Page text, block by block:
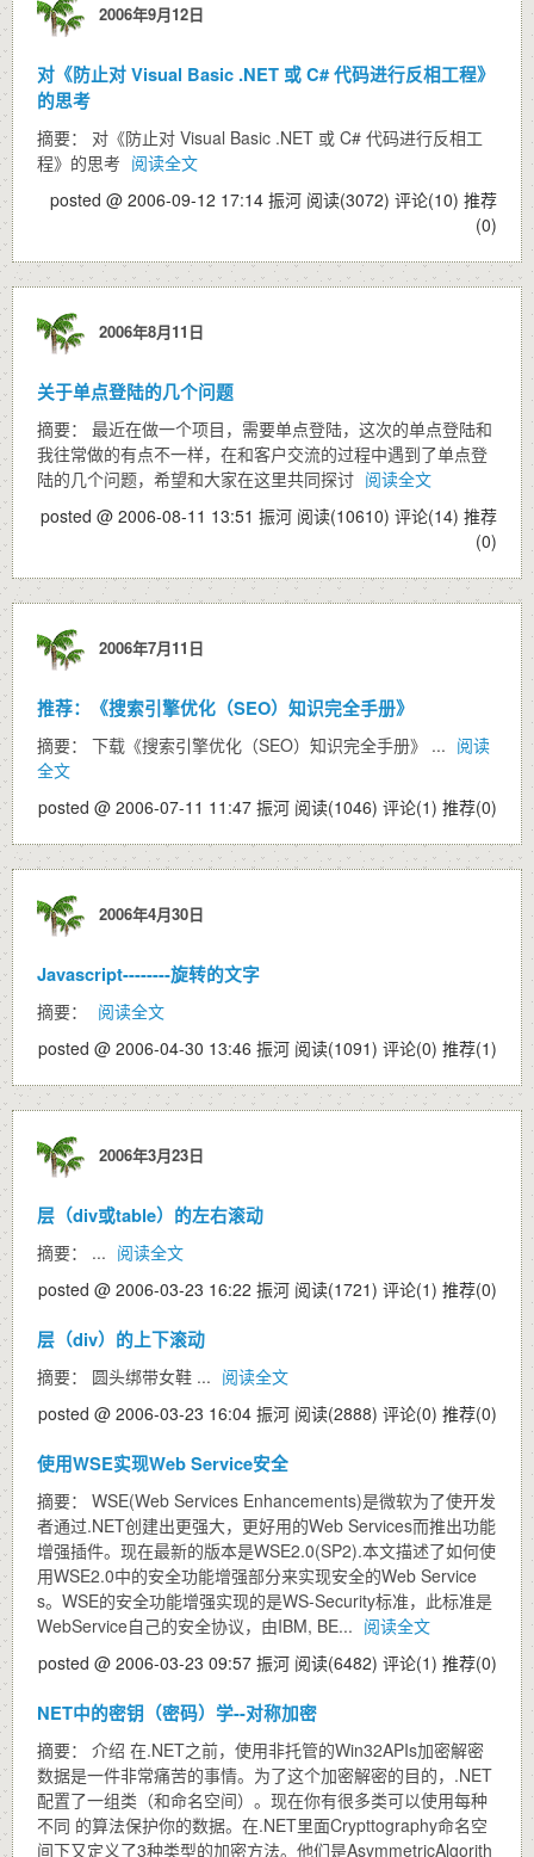
2006年9月12日
对《防止对 Visual Basic .NET 或 C# 代码进行反相工程》
的思考
摘要： 对《防止对 Visual Basic .NET 或 C# 代码进行反相工
程》的思考 阅读全文
posted @ 2006-09-12 17:14 振河 阅读(3072) 评论(10) 推荐
(0)
2006年8月11日
关于单点登陆的几个问题
摘要： 最近在做一个项目，需要单点登陆，这次的单点登陆和
我往常做的有点不一样，在和客户交流的过程中遇到了单点登
陆的几个问题，希望和大家在这里共同探讨 阅读全文
posted @ 2006-08-11 13:51 振河 阅读(10610) 评论(14) 推荐
(0)
2006年7月11日
推荐：《搜索引擎优化（SEO）知识完全手册》
摘要： 下载《搜索引擎优化（SEO）知识完全手册》 ... 阅读
全文
posted @ 2006-07-11 11:47 振河 阅读(1046) 评论(1) 推荐(0)
2006年4月30日
Javascript--------旋转的文字
摘要：
阅读全文
posted @ 2006-04-30 13:46 振河 阅读(1091) 评论(0) 推荐(1)
2006年3月23日
层（div或table）的左右滚动
摘要： ... 阅读全文
posted @ 2006-03-23 16:22 振河 阅读(1721) 评论(1) 推荐(0)
层（div）的上下滚动
摘要： 圆头绑带女鞋 ... 阅读全文
posted @ 2006-03-23 16:04 振河 阅读(2888) 评论(0) 推荐(0)
使用WSE实现Web Service安全
摘要： WSE(Web Services Enhancements)是微软为了使开发
者通过.NET创建出更强大，更好用的Web Services而推出功能
增强插件。现在最新的版本是WSE2.0(SP2).本文描述了如何使
用WSE2.0中的安全功能增强部分来实现安全的Web Service
s。WSE的安全功能增强实现的是WS-Security标准，此标准是
WebService自己的安全协议，由IBM, BE... 阅读全文
posted @ 2006-03-23 09:57 振河 阅读(6482) 评论(1) 推荐(0)
NET中的密钥（密码）学--对称加密
摘要： 介绍 在.NET之前，使用非托管的Win32APIs加密解密
数据是一件非常痛苦的事情。为了这个加密解密的目的，.NET
配置了一组类（和命名空间）。现在你有很多类可以使用每种
不同 的算法保护你的数据。在.NET里面Crypttography命名空
间下又定义了3种类型的加密方法。他们是AsymmetricAlgorith